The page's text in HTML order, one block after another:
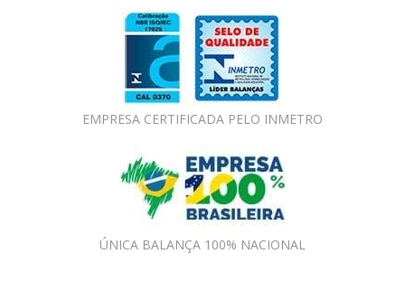
EMPRESA CERTIFICADA PELO INMETRO
ÚNICA BALANÇA 100% NACIONAL